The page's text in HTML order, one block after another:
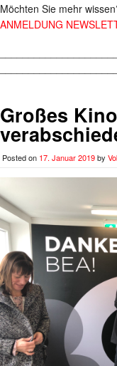
Möchten Sie mehr
ANMELDUNG
Großes
Posted on 17. Januar 2019by